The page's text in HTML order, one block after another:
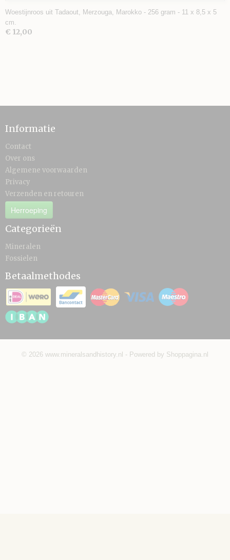
Woestijnroos uit Tadaout, Merzouga, Marokko - 256 gram - 11 x 8,5 x 5
cm.
€ 12,00
Informatie
Contact
Over ons
Algemene voorwaarden
Privacy
Verzenden en retouren
Herroeping
Categorieën
Mineralen
Fossielen
Betaalmethodes
© 2026 www.mineralsandhistory.nl - Powered by Shoppagina.nl